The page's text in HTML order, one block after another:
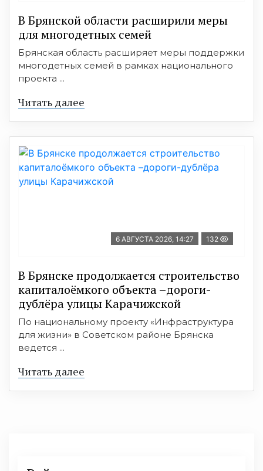
В Брянской области расширили меры
для многодетных семей
Брянская область расширяет меры поддержки
многодетных семей в рамках национального
проекта ...
Читать далее
6 АВГУСТА 2026, 14:27 132
В Брянске продолжается строительство
капиталоёмкого объекта –дороги-
дублёра улицы Карачижской
По национальному проекту «Инфраструктура
для жизни» в Советском районе Брянска
ведется ...
Читать далее